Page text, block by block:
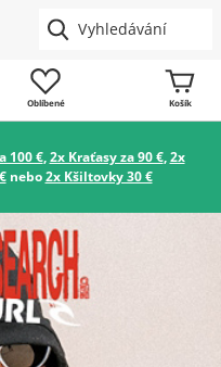
Oblíbené Košík
100 €,2x Kraťasy za 90 €,2x
nebo2x Kšiltovky 30 €